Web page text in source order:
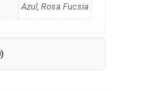
Azul, Rosa Fucsia